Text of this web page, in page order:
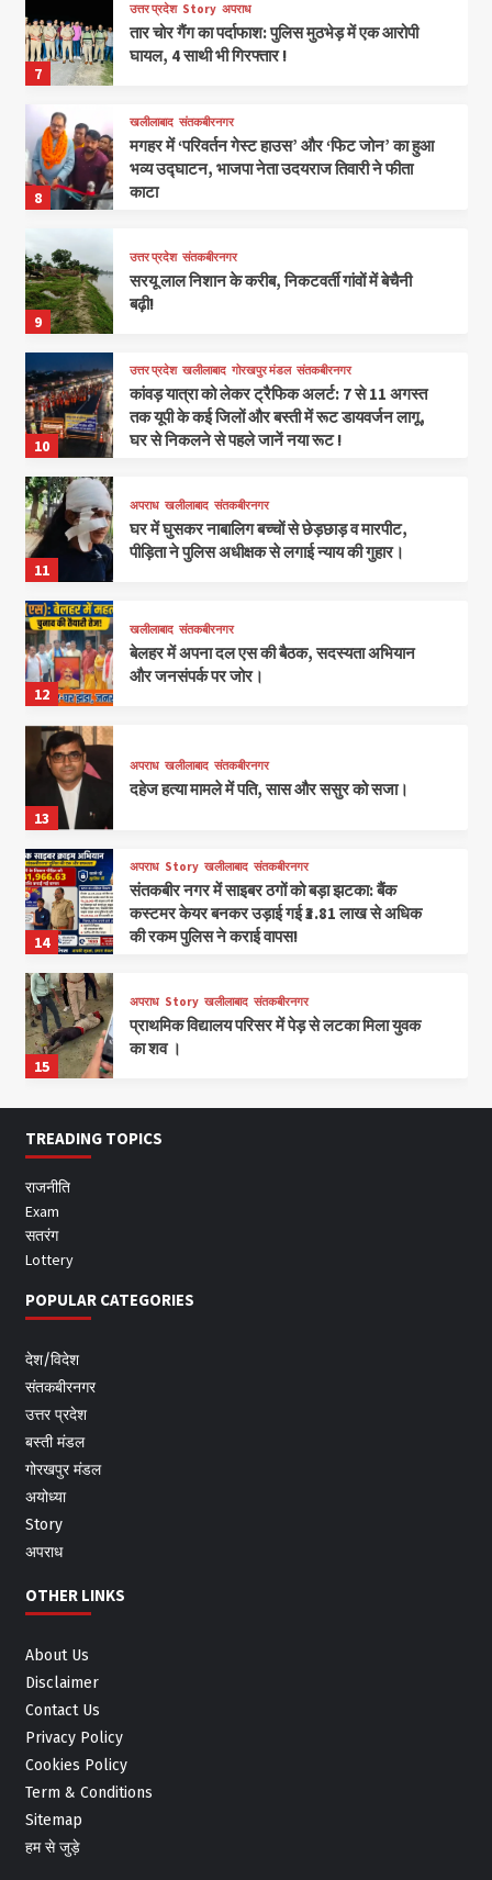
7
उत्तर प्रदेश Story अपराध
तार चोर गैंग का पर्दाफाश: पुलिस मुठभेड़ में एक आरोपी
घायल, 4 साथी भी गिरफ्तार !
8
खलीलाबाद संतकबीरनगर
मगहर में ‘परिवर्तन गेस्ट हाउस’ और ‘फिट जोन’ का हुआ
भव्य उद्घाटन, भाजपा नेता उदयराज तिवारी ने फीता
काटा
9
उत्तर प्रदेश संतकबीरनगर
सरयू लाल निशान के करीब, निकटवर्ती गांवों में बेचैनी
बढ़ी!
10
उत्तर प्रदेश खलीलाबाद गोरखपुर मंडल संतकबीरनगर
कांवड़ यात्रा को लेकर ट्रैफिक अलर्ट: 7 से 11 अगस्त
तक यूपी के कई जिलों और बस्ती में रूट डायवर्जन लागू,
घर से निकलने से पहले जानें नया रूट !
11
अपराध खलीलाबाद संतकबीरनगर
घर में घुसकर नाबालिग बच्चों से छेड़छाड़ व मारपीट,
पीड़िता ने पुलिस अधीक्षक से लगाई न्याय की गुहार।
12
खलीलाबाद संतकबीरनगर
बेलहर में अपना दल एस की बैठक, सदस्यता अभियान
और जनसंपर्क पर जोर।
13
अपराध खलीलाबाद संतकबीरनगर
दहेज हत्या मामले में पति, सास और ससुर को सजा।
14
अपराध Story खलीलाबाद संतकबीरनगर
संतकबीर नगर में साइबर ठगों को बड़ा झटका: बैंक
कस्टमर केयर बनकर उड़ाई गई ₹3.81 लाख से अधिक
की रकम पुलिस ने कराई वापस!
15
अपराध Story खलीलाबाद संतकबीरनगर
प्राथमिक विद्यालय परिसर में पेड़ से लटका मिला युवक
का शव ।
TREADING TOPICS
राजनीति
Exam
सतरंग
Lottery
POPULAR CATEGORIES
देश/विदेश
संतकबीरनगर
उत्तर प्रदेश
बस्ती मंडल
गोरखपुर मंडल
अयोध्या
Story
अपराध
OTHER LINKS
About Us
Disclaimer
Contact Us
Privacy Policy
Cookies Policy
Term & Conditions
Sitemap
हम से जुड़े